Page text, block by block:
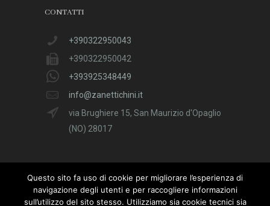
CONTATTI
+390322950043
+390322950042
+393925348449
info@zanettichini.it
via Brughiere 15, San Maurizio d'Opaglio
(NO) 28017
Questo sito fa uso di cookie per migliorare l’esperienza di
navigazione degli utenti e per raccogliere informazioni
sull’utilizzo del sito stesso. Utilizziamo sia cookie tecnici sia